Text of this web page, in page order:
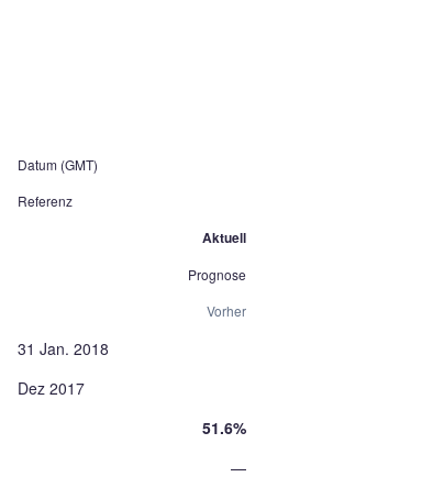
Datum (GMT)
Referenz
Aktuell
Prognose
Vorher
31 Jan. 2018
Dez 2017
51.6%
—